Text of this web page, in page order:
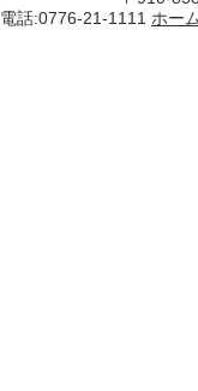
電話:0776-21-1111 ホー